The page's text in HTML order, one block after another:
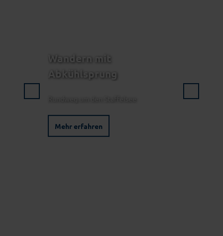
Wandern mit
Abkühlsprung
Mehr erfahren